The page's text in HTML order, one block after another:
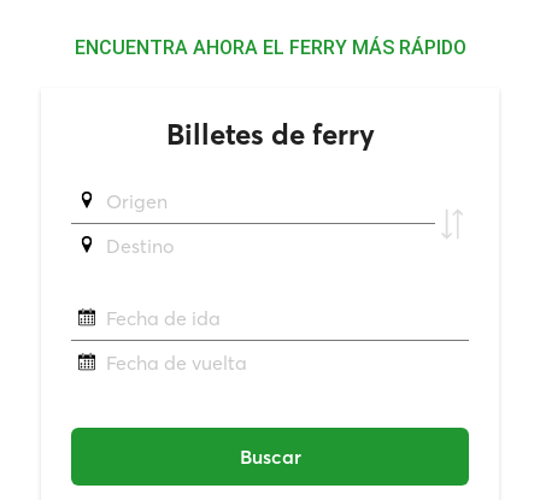
ENCUENTRA AHORA EL FERRY MÁS RÁPIDO